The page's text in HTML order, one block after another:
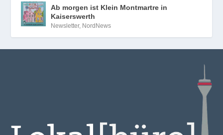
Ab morgen ist Klein Montmartre in
Kaiserswerth
Newsletter, NordNews